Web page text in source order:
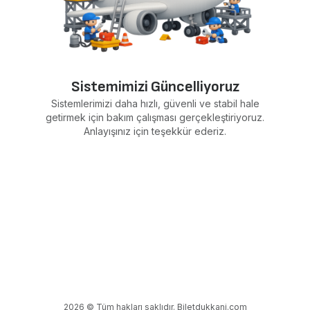
Sistemimizi Güncelliyoruz
Sistemlerimizi daha hızlı, güvenli ve stabil hale
getirmek için bakım çalışması gerçekleştiriyoruz.
Anlayışınız için teşekkür ederiz.
2026 © Tüm hakları saklıdır. Biletdukkani.com